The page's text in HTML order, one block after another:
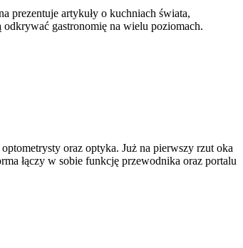
prezentuje artykuły o kuchniach świata,
odkrywać gastronomię na wielu poziomach.
oraz optyka. Już na pierwszy rzut oka
łączy w sobie funkcję przewodnika oraz portalu